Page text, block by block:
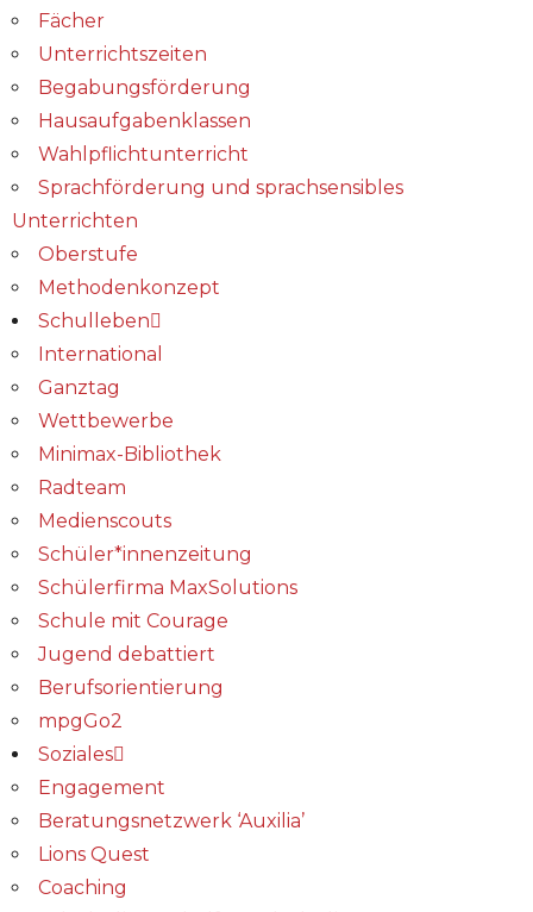
Fächer
Unterrichtszeiten
Begabungs­förderung
Hausaufgabenklassen
Wahlpflichtunterricht
Sprachförderung und sprachsensibles
Unterrichten
Oberstufe
Methodenkonzept
Schulleben
International
Ganztag
Wettbewerbe
Minimax-Bibliothek​
Radteam
Medienscouts
Schüler*innenzeitung
Schülerfirma MaxSolutions
Schule mit Courage
Jugend debattiert
Berufsorientierung
mpgGo2
Soziales
Engagement
Beratungsnetzwerk ‘Auxilia’
Lions Quest
Coaching